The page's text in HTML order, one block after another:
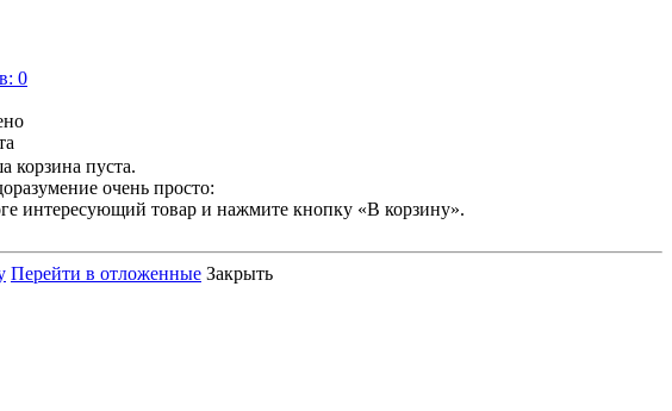
0
корзина пуста.
очень просто:
интересующий товар и нажмите кнопку «В корзину».
Перейти в отложенные Закрыть